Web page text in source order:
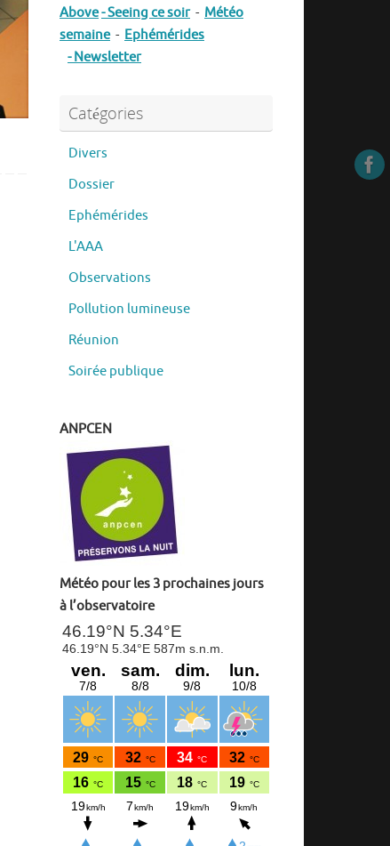
Above- Seeing ce soir- Météo
semaine- Ephémérides
- Newsletter
Catégories
Divers
Dossier
Ephémérides
L'AAA
Observations
Pollution lumineuse
Réunion
Soirée publique
ANPCEN
Météo pour les 3 prochaines jours
à l’observatoire